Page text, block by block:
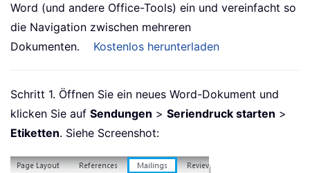
Word (und andere Office-Tools) ein und vereinfacht so
die Navigation zwischen mehreren
Dokumenten.
Kostenlos herunterladen
Schritt 1. Öffnen Sie ein neues Word-Dokument und
klicken Sie auf Sendungen > Seriendruck starten >
Etiketten. Siehe Screenshot: